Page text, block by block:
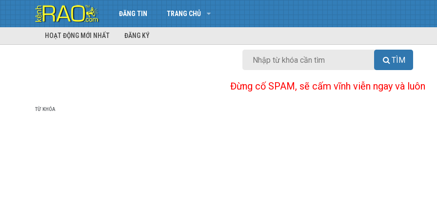
ĐĂNG TIN TRANG CHỦ
HOẠT ĐỘNG MỚI NHẤT ĐĂNG KÝ
TÌM
Đừng cố SPAM, sẽ cấm vĩnh viễn ngay và luôn
TỪ KHÓA